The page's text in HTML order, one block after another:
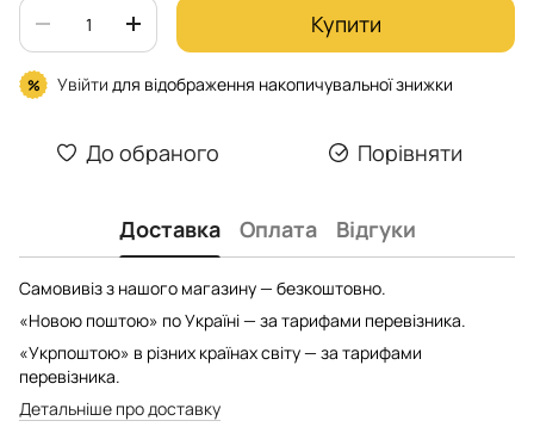
Купити
% Увійти для відображення накопичувальної знижки
До обраного Порівняти
Доставка Оплата Відгуки
Самовивіз з нашого магазину — безкоштовно.
«Новою поштою» по Україні — за тарифами перевізника.
«Укрпоштою» в різних країнах світу — за тарифами
перевізника.
Детальніше про доставку